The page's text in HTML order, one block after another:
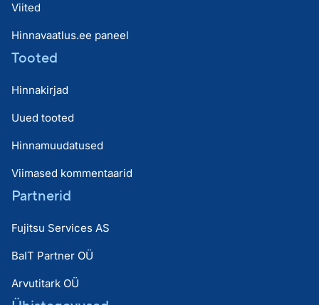
Viited
Hinnavaatlus.ee paneel
Tooted
Hinnakirjad
Uued tooted
Hinnamuudatused
Viimased kommentaarid
Partnerid
Fujitsu Services AS
BaIT Partner OÜ
Arvutitark OÜ